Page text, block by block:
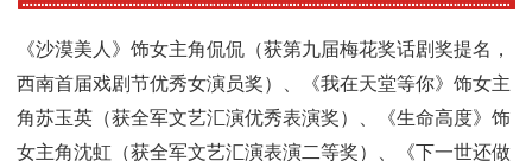
《沙漠美人》饰女主角侃侃（获第九届梅花奖话剧奖提名，
西南首届戏剧节优秀女演员奖）、《我在天堂等你》饰女主
角苏玉英（获全军文艺汇演优秀表演奖）、《生命高度》饰
女主角沈虹（获全军文艺汇演表演二等奖）、《下一世还做